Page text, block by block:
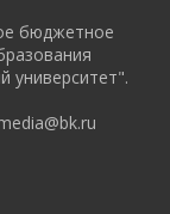
бюджетное
университет".